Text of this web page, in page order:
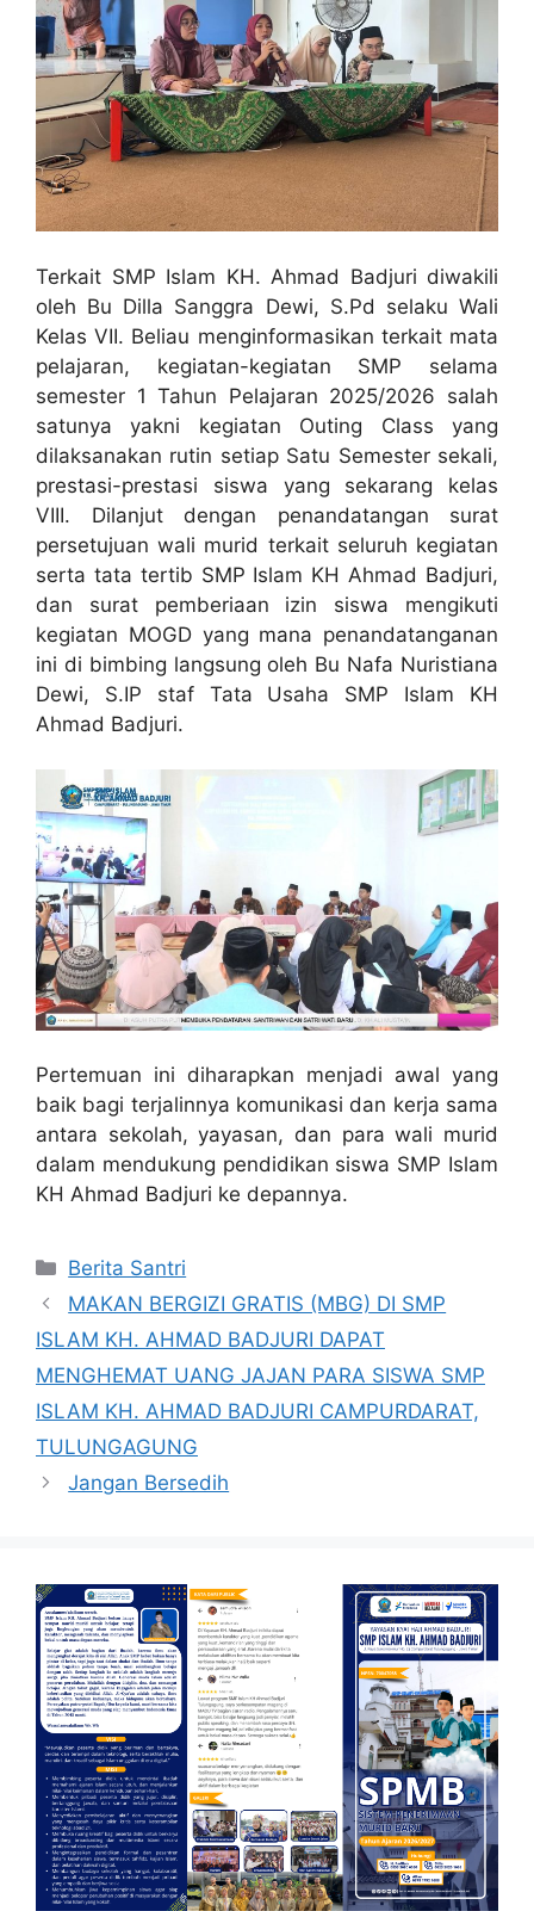
Terkait SMP Islam KH. Ahmad Badjuri diwakili
oleh Bu Dilla Sanggra Dewi, S.Pd selaku Wali
Kelas VII. Beliau menginformasikan terkait mata
pelajaran, kegiatan-kegiatan SMP selama
semester 1 Tahun Pelajaran 2025/2026 salah
satunya yakni kegiatan Outing Class yang
dilaksanakan rutin setiap Satu Semester sekali,
prestasi-prestasi siswa yang sekarang kelas
VIII. Dilanjut dengan penandatangan surat
persetujuan wali murid terkait seluruh kegiatan
serta tata tertib SMP Islam KH Ahmad Badjuri,
dan surat pemberiaan izin siswa mengikuti
kegiatan MOGD yang mana penandatanganan
ini di bimbing langsung oleh Bu Nafa Nuristiana
Dewi, S.IP staf Tata Usaha SMP Islam KH
Ahmad Badjuri.
Pertemuan ini diharapkan menjadi awal yang
baik bagi terjalinnya komunikasi dan kerja sama
antara sekolah, yayasan, dan para wali murid
dalam mendukung pendidikan siswa SMP Islam
KH Ahmad Badjuri ke depannya.
Berita Santri
MAKAN BERGIZI GRATIS (MBG) DI SMP
ISLAM KH. AHMAD BADJURI DAPAT
MENGHEMAT UANG JAJAN PARA SISWA SMP
ISLAM KH. AHMAD BADJURI CAMPURDARAT,
TULUNGAGUNG
Jangan Bersedih